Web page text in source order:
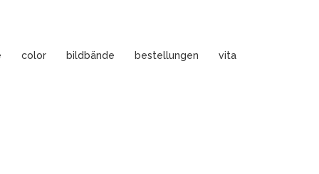
color bildbände bestellungen vita